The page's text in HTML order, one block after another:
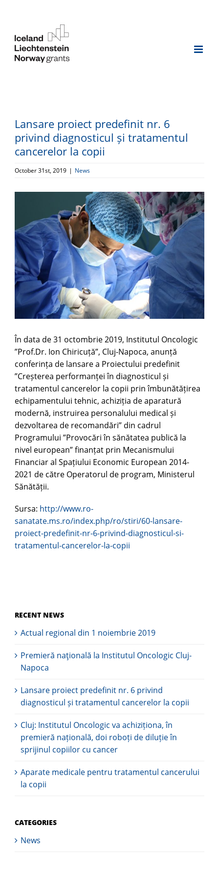
Lansare proiect predefinit nr. 6
privind diagnosticul și tratamentul
cancerelor la copii
October 31st, 2019 | News
Image
În data de 31 octombrie 2019, Institutul Oncologic
”Prof.Dr. Ion Chiricuță”, Cluj-Napoca, anunță
conferința de lansare a Proiectului predefinit
”Creșterea performanței în diagnosticul și
tratamentul cancerelor la copii prin îmbunătățirea
echipamentului tehnic, achiziția de aparatură
modernă, instruirea personalului medical și
dezvoltarea de recomandări” din cadrul
Programului ”Provocări în sănătatea publică la
nivel european” finanțat prin Mecanismului
Financiar al Spațiului Economic European 2014-
2021 de către Operatorul de program, Ministerul
Sănătății.
Sursa: http://www.ro-
sanatate.ms.ro/index.php/ro/stiri/60-lansare-
proiect-predefinit-nr-6-privind-diagnosticul-si-
tratamentul-cancerelor-la-copii
RECENT NEWS
Actual regional din 1 noiembrie 2019
Premieră naţională la Institutul Oncologic Cluj-
Napoca
Lansare proiect predefinit nr. 6 privind
diagnosticul și tratamentul cancerelor la copii
Cluj: Institutul Oncologic va achiziționa, în
premieră națională, doi roboți de diluție în
sprijinul copiilor cu cancer
Aparate medicale pentru tratamentul cancerului
la copii
CATEGORIES
News